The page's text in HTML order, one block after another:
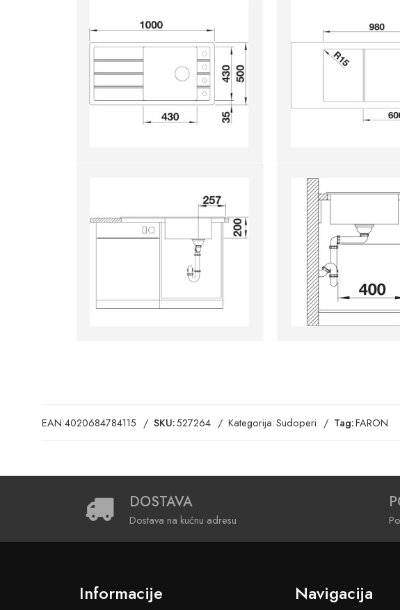
EAN:4020684784115 SKU:527264 Kategorija:Sudoperi Tag:FARON
DOSTAVA
Dostava na kućnu adresu
Informacije Navigacija